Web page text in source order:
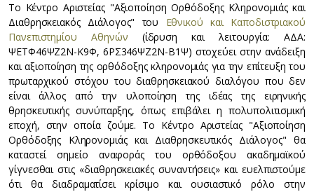
Το Κέντρο Αριστείας "Αξιοποίηση Ορθόδοξης Κληρονομιάς και
Διαθρησκειακός Διάλογος" του Εθνικού και Καποδιστριακού
Πανεπιστημίου Αθηνών (ίδρυση και λειτουργία: ΑΔΑ:
ΨΕΤΦ46ΨΖ2Ν-Κ9Φ, 6ΡΣ346ΨΖ2Ν-Β1Ψ) στοχεύει στην ανάδειξη
και αξιοποίηση της ορθόδοξης κληρονομιάς για την επίτευξη του
πρωταρχικού στόχου του διαθρησκειακού διαλόγου που δεν
είναι άλλος από την υλοποίηση της ιδέας της ειρηνικής
θρησκευτικής συνύπαρξης, όπως επιβάλει η πολυπολιτισμική
εποχή, στην οποία ζούμε. Το Κέντρο Αριστείας "Αξιοποίηση
Ορθόδοξης Κληρονομιάς και Διαθρησκευτικός Διάλογος" θα
καταστεί σημείο αναφοράς του ορθόδοξου ακαδημαϊκού
γίγνεσθαι στις «διαθρησκειακές συναντήσεις» και ευελπιστούμε
ότι θα διαδραματίσει κρίσιμο και ουσιαστικό ρόλο στην